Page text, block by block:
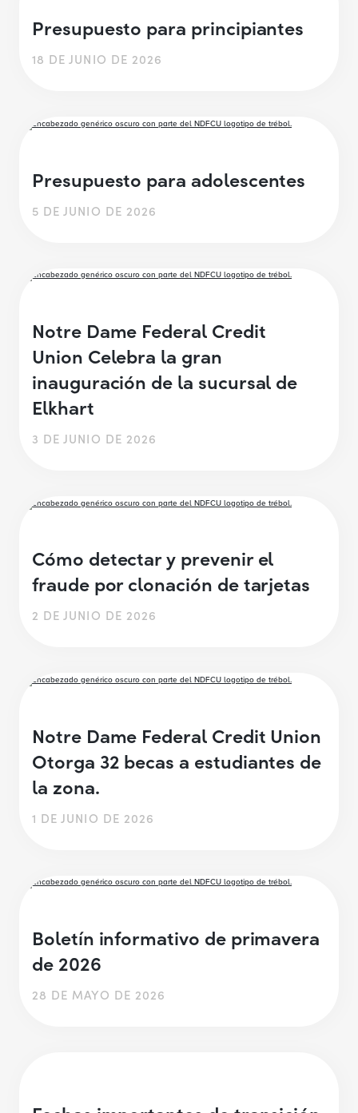
Presupuesto para principiantes
18 DE JUNIO DE 2026
Presupuesto para adolescentes
5 DE JUNIO DE 2026
Notre Dame Federal Credit
Union Celebra la gran
inauguración de la sucursal de
Elkhart
3 DE JUNIO DE 2026
Cómo detectar y prevenir el
fraude por clonación de tarjetas
2 DE JUNIO DE 2026
Notre Dame Federal Credit Union
Otorga 32 becas a estudiantes de
la zona.
1 DE JUNIO DE 2026
Boletín informativo de primavera
de 2026
28 DE MAYO DE 2026